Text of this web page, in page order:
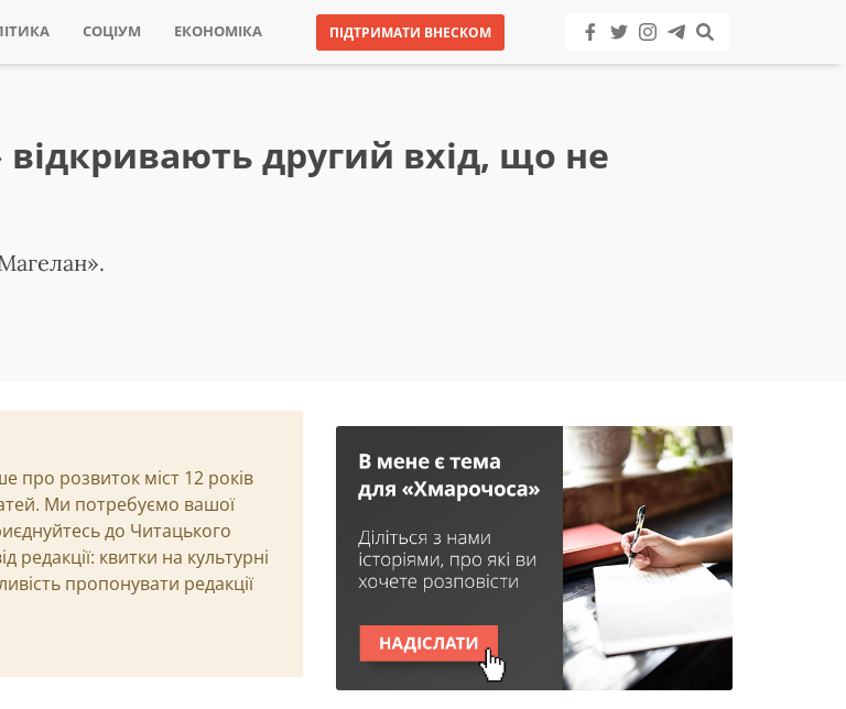
СОЦІУМ ЕКОНОМІКА ПІДТРИМАТИ ВНЕСКОМ
другий вхід, що не
про розвиток міст 12 років
Ми потребуємо вашої
до Читацького
квитки на культурні
пропонувати редакції